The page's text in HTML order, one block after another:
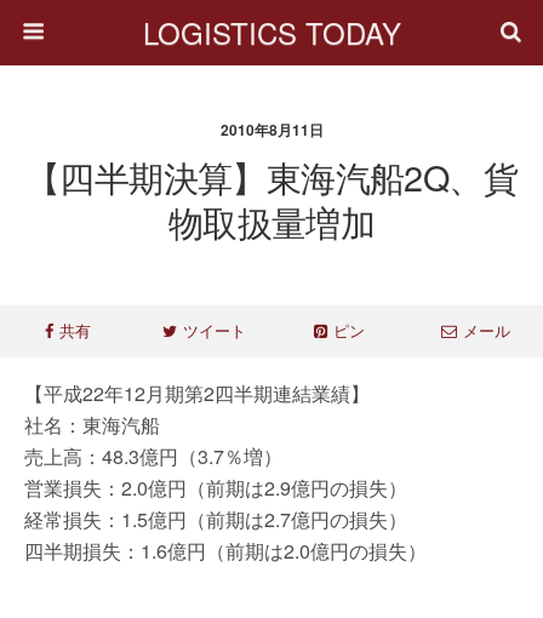
LOGISTICS TODAY
2010年8月11日
【四半期決算】東海汽船2Q、貨
物取扱量増加
共有 ツイート ピン メール
【平成22年12月期第2四半期連結業績】
社名：東海汽船
売上高：48.3億円（3.7％増）
営業損失：2.0億円（前期は2.9億円の損失）
経常損失：1.5億円（前期は2.7億円の損失）
四半期損失：1.6億円（前期は2.0億円の損失）